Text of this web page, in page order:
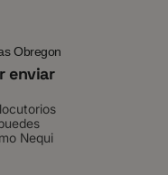
Obregon
enviar
Nequi